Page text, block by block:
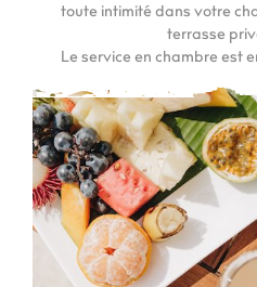
toute intimité dans votre
terrasse
Le service en chambre est